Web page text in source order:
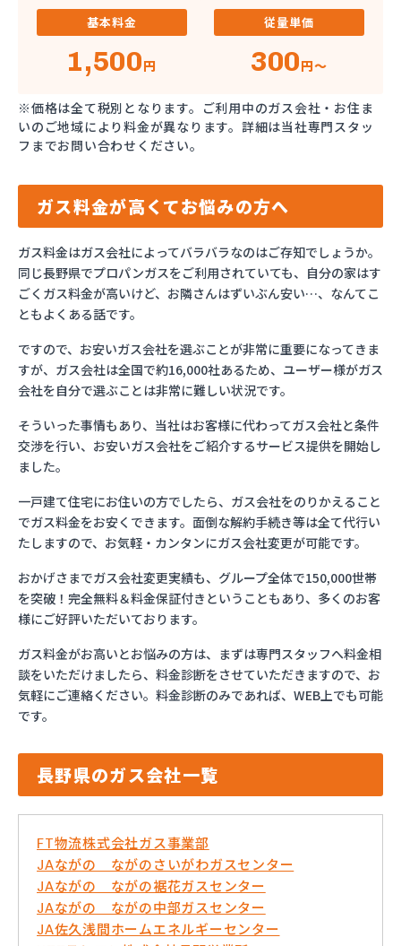
基本料金
1,500円
従量単価
300円～
※価格は全て税別となります。ご利用中のガス会社・お住ま
いのご地域により料金が異なります。詳細は当社専門スタッ
フまでお問い合わせください。
ガス料金が高くてお悩みの方へ
ガス料金はガス会社によってバラバラなのはご存知でしょうか。
同じ長野県でプロパンガスをご利用されていても、自分の家はす
ごくガス料金が高いけど、お隣さんはずいぶん安い…、なんてこ
ともよくある話です。
ですので、お安いガス会社を選ぶことが非常に重要になってきま
すが、ガス会社は全国で約16,000社あるため、ユーザー様がガス
会社を自分で選ぶことは非常に難しい状況です。
そういった事情もあり、当社はお客様に代わってガス会社と条件
交渉を行い、お安いガス会社をご紹介するサービス提供を開始し
ました。
一戸建て住宅にお住いの方でしたら、ガス会社をのりかえること
でガス料金をお安くできます。面倒な解約手続き等は全て代行い
たしますので、お気軽・カンタンにガス会社変更が可能です。
おかげさまでガス会社変更実績も、グループ全体で150,000世帯
を突破！完全無料＆料金保証付きということもあり、多くのお客
様にご好評いただいております。
ガス料金がお高いとお悩みの方は、まずは専門スタッフへ料金相
談をいただけましたら、料金診断をさせていただきますので、お
気軽にご連絡ください。料金診断のみであれば、WEB上でも可能
です。
長野県のガス会社一覧
FT物流株式会社ガス事業部
JAながの ながのさいがわガスセンター
JAながの ながの裾花ガスセンター
JAながの ながの中部ガスセンター
JA佐久浅間ホームエネルギーセンター